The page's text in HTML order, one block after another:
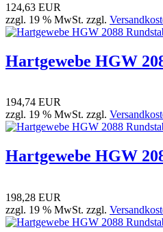
124,63 EUR
zzgl. 19 % MwSt. zzgl.
Hartgewebe HGW
194,74 EUR
zzgl. 19 % MwSt. zzgl.
Hartgewebe HGW
198,28 EUR
zzgl. 19 % MwSt. zzgl.